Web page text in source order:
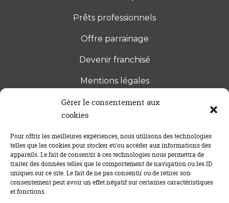
Gérer le consentement aux
cookies
Pour offrir les meilleures expériences, nous utilisons des technologies
telles que les cookies pour stocker et/ou accéder aux informations des
appareils. Le fait de consentir à ces technologies nous permettra de
traiter des données telles que le comportement de navigation ou les ID
uniques sur ce site. Le fait de ne pas consentir ou de retirer son
consentement peut avoir un effet négatif sur certaines caractéristiques
et fonctions.
Prêts professionnels
Offre parrainage
Devenir franchisé
Mentions légales
S’INSCRIRE À LA NEWSLETTER
Abonnez-vous à notre newsletter pour être tenu au
courant des dernières actualités concernant le
crédit immobilier !